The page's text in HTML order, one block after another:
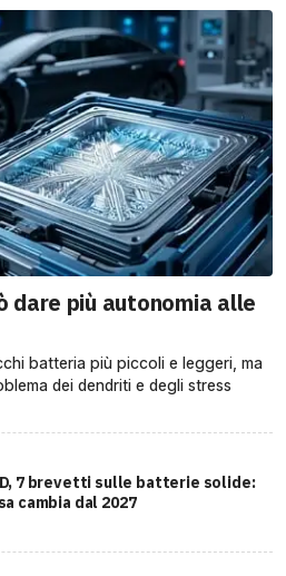
più autonomia alle
batteria più piccoli e leggeri, ma
dei dendriti e degli stress
7 brevetti sulle batterie solide:
cambia dal 2027